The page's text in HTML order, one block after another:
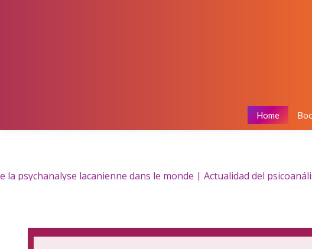
Home
psychanalyse lacanienne dans le monde | Actualidad del